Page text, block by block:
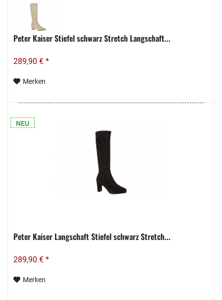
Peter Kaiser Stiefel schwarz Stretch Langschaft...
289,90 € *
Merken
NEU
Peter Kaiser Langschaft Stiefel schwarz Stretch...
289,90 € *
Merken